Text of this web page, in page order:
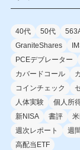
40代 50代
GraniteShares
PCEデブレーター
カバードコール
コインチェック
人体実験
個人所
新NISA
書評
週次レポート
週
高配当ETF